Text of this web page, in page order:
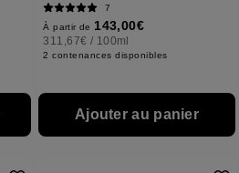
7
À partir de 143,00€
311,67€ / 100ml
2 contenances disponibles
Ajouter au panier